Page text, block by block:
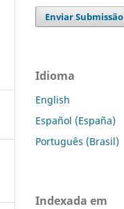
Enviar Submissão
Idioma
English
Español (España)
Português (Brasil)
Indexada em